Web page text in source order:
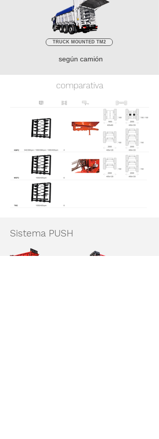
TRUCK MOUNTED TM2
según camión
comparativa
Sistema PUSH